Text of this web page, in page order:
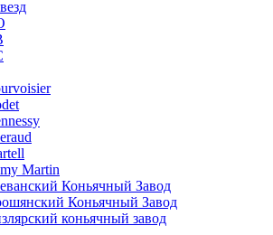
Martin
Коньячный Завод
Коньячный Завод
коньячный завод